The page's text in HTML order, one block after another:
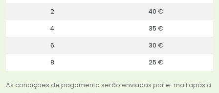
2
40 €
4
35 €
6
30 €
8
25 €
As condições de pagamento serão enviadas por e-mail após a